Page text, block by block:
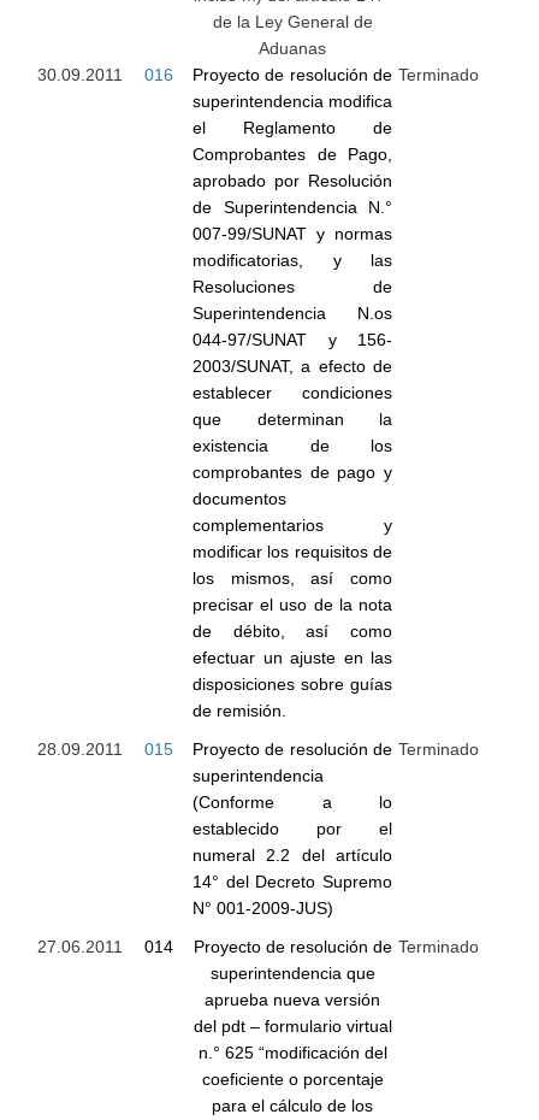
de la Ley General de
Aduanas
30.09.2011 016
Proyecto de resolución de
superintendencia modifica
el Reglamento de
Comprobantes de Pago,
aprobado por Resolución
de Superintendencia N.°
007-99/SUNAT y normas
modificatorias, y las
Resoluciones de
Superintendencia N.os
044-97/SUNAT y 156-
2003/SUNAT, a efecto de
establecer condiciones
que determinan la
existencia de los
comprobantes de pago y
documentos
complementarios y
modificar los requisitos de
los mismos, así como
precisar el uso de la nota
de débito, así como
efectuar un ajuste en las
disposiciones sobre guías
de remisión.
Terminado
28.09.2011 015
Proyecto de resolución de
superintendencia
(Conforme a lo
establecido por el
numeral 2.2 del artículo
14° del Decreto Supremo
N° 001-2009-JUS)
Terminado
27.06.2011 014
Proyecto de resolución de
superintendencia que
aprueba nueva versión
del pdt – formulario virtual
n.° 625 “modificación del
coeficiente o porcentaje
para el cálculo de los
Terminado